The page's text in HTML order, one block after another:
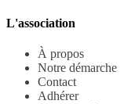
L'association
À propos
Notre démarche
Contact
Adhérer